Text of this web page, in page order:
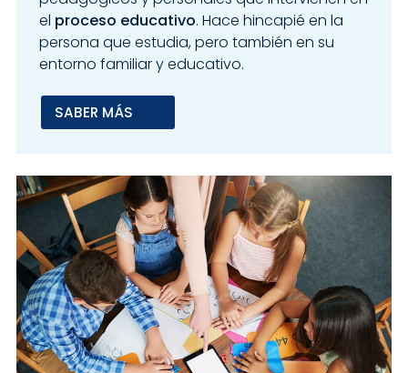
el proceso educativo. Hace hincapié en la
persona que estudia, pero también en su
entorno familiar y educativo.
SABER MÁS